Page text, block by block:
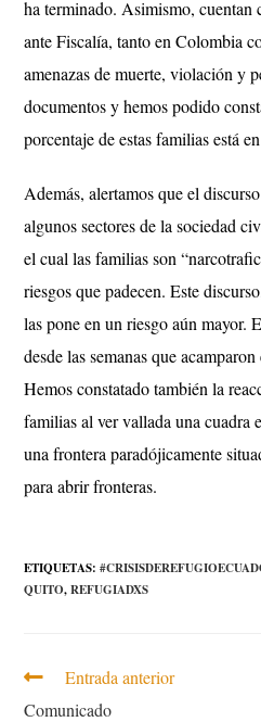
ha terminado. Asimismo, cuentan
ante Fiscalía, tanto en Colombia
amenazas de muerte, violación y
documentos y hemos podido
porcentaje de estas familias está
Además, alertamos que el
algunos sectores de la sociedad
el cual las familias son
riesgos que padecen. Este
las pone en un riesgo aún mayor.
desde las semanas que
Hemos constatado también la
familias al ver vallada una cuadra
una frontera paradójicamente
para abrir fronteras.
ETIQUETAS:
QUITO, REFUGIADXS
Entrada anterior
Comunicado